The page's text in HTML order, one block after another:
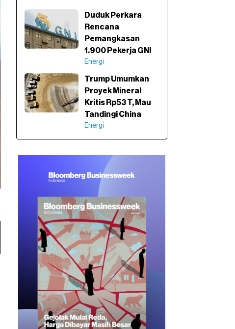
Duduk Perkara
Rencana
Pemangkasan
1.900 Pekerja GNI
Energi
Trump Umumkan
Proyek Mineral
Kritis Rp53 T, Mau
Tandingi China
Energi